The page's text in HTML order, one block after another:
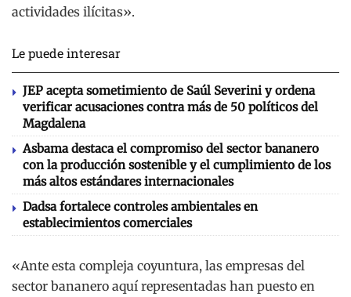
actividades ilícitas».
Le puede interesar
JEP acepta sometimiento de Saúl Severini y ordena
verificar acusaciones contra más de 50 políticos del
Magdalena
Asbama destaca el compromiso del sector bananero
con la producción sostenible y el cumplimiento de los
más altos estándares internacionales
Dadsa fortalece controles ambientales en
establecimientos comerciales
«Ante esta compleja coyuntura, las empresas del
sector bananero aquí representadas han puesto en